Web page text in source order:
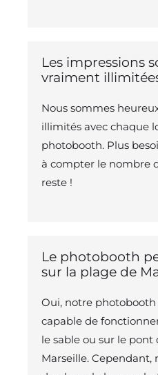
Les impressions
vraiment
Nous sommes
illimités avec chaque
photobooth. Plus
à compter le nombre
reste !
Le photobooth
sur la plage de
Oui, notre
capable de
le sable ou sur le pont
Marseille.